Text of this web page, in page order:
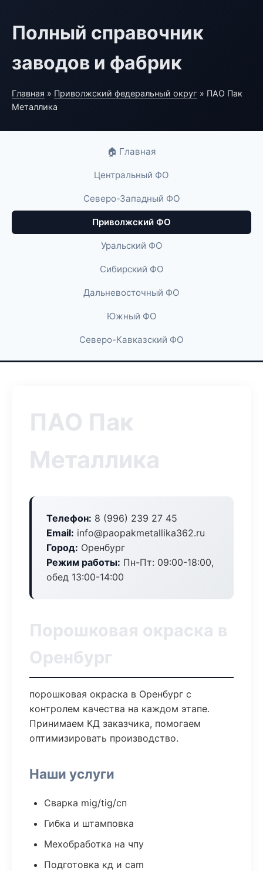
Полный справочник
заводов и фабрик
Главная » Приволжский федеральный округ » ПАО Пак
Металлика
🏠 Главная
Центральный ФО
Северо-Западный ФО
Приволжский ФО
Уральский ФО
Сибирский ФО
Дальневосточный ФО
Южный ФО
Северо-Кавказский ФО
ПАО Пак
Металлика
Телефон: 8 (996) 239 27 45
Email: info@paopakmetallika362.ru
Город: Оренбург
Режим работы: Пн-Пт: 09:00-18:00,
обед 13:00-14:00
Порошковая окраска в
Оренбург
порошковая окраска в Оренбург с
контролем качества на каждом этапе.
Принимаем КД заказчика, помогаем
оптимизировать производство.
Наши услуги
Сварка mig/tig/сп
Гибка и штамповка
Мехобработка на чпу
Подготовка кд и cam